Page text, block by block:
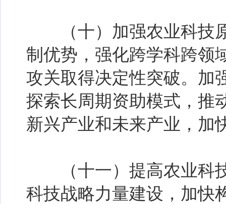
（十）加强农业科技原
制优势，强化跨学科跨领
攻关取得决定性突破。加
探索长周期资助模式，推
新兴产业和未来产业，加
（十一）提高农业科技
科技战略力量建设，加快